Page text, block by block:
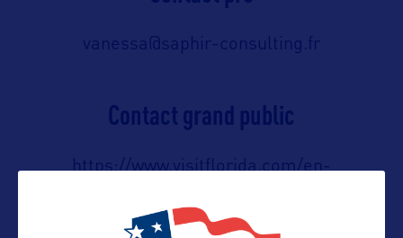
vanessa@saphir-consulting.fr
Contact grand public
https://www.visitflorida.com/en-